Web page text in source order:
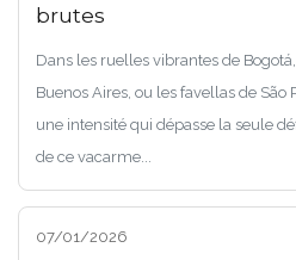
brutes
Dans les ruelles vibrantes de
Buenos Aires, ou les favellas de
une intensité qui dépasse la seule
de ce vacarme...
07/01/2026